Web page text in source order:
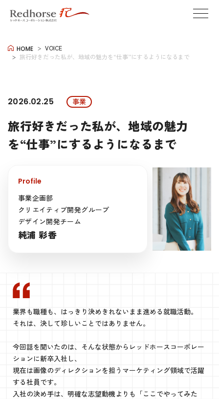
HOME
VOICE
旅行好きだった私が、地域の魅力を“仕事”にするようになるまで
2026.02.25 事業
旅行好きだった私が、地域の魅力
を“仕事”にするようになるまで
Profile
事業企画部
クリエイティブ開発グループ
デザイン開発チーム
純浦 彩香
業界も職種も、はっきり決めきれないまま進める就職活動。
それは、決して珍しいことではありません。
今回話を聞いたのは、そんな状態からレッドホースコーポレー
ションに新卒入社し、
現在は画像のディレクションを担うマーケティング領域で活躍
する社員です。
入社の決め手は、明確な志望動機よりも「ここでやってみた